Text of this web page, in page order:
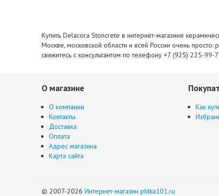
Купить Delacora Stoncrete в интернет-магазине
Москве, московской области и всей России очень
свяжитесь с консультантом по телефону +7 (925) 225-99-
О магазине
О компании
Контакты
Доставка
Оплата
Адрес магазина
Карта сайта
Как
© 2007-2026 Интернет-магазин plitka101.ru